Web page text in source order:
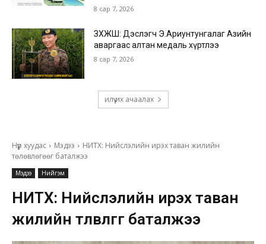
8 сар 7, 2026
ЗХЖШ: Дэслэгч Э.Ариунтунгалаг Азийн
аваргаас алтан медаль хүртлээ
8 сар 7, 2026
илүү их ачаалах